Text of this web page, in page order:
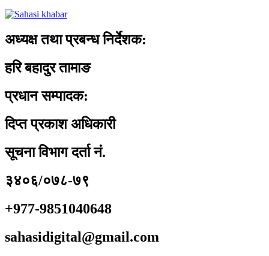
अध्यक्ष तथा प्रबन्ध निर्देशक:
हरि बहादुर तामाङ
प्रधान सम्पादक:
दिप्त प्रकाश अधिकारी
सूचना विभाग दर्ता नं.
३४०६/०७८-७९
+977-9851040648
sahasidigital@gmail.com